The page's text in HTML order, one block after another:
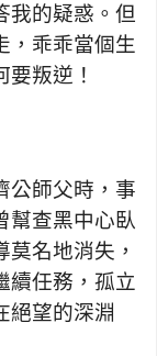
我的疑惑。但
，乖乖當個生
叛逆！
公師父時，事
幫查黑中心臥
名地消失，
續任務，孤立
絕望的深淵